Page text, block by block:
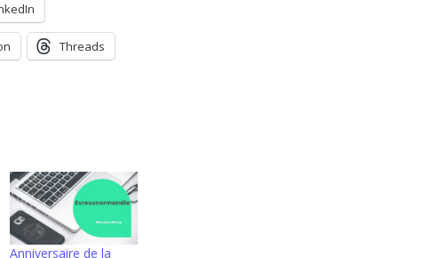
Threads
Anniversaire de la